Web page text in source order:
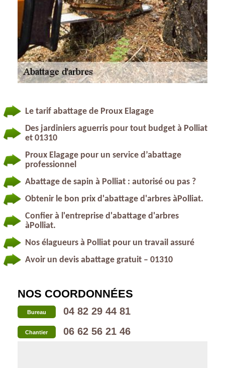
Le tarif abattage de Proux Elagage
Des jardiniers aguerris pour tout budget à Polliat
et 01310
Proux Elagage pour un service d’abattage
professionnel
Abattage de sapin à Polliat : autorisé ou pas ?
Obtenir le bon prix d'abattage d'arbres àPolliat.
Confier à l'entreprise d'abattage d'arbres
àPolliat.
Nos élagueurs à Polliat pour un travail assuré
Avoir un devis abattage gratuit – 01310
NOS COORDONNÉES
Bureau 04 82 29 44 81
Chantier 06 62 56 21 46